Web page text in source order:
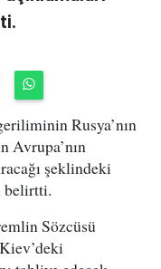
Rusya’nın
Avrupa’nın
şeklindeki
belirtti.
Sözcüsü